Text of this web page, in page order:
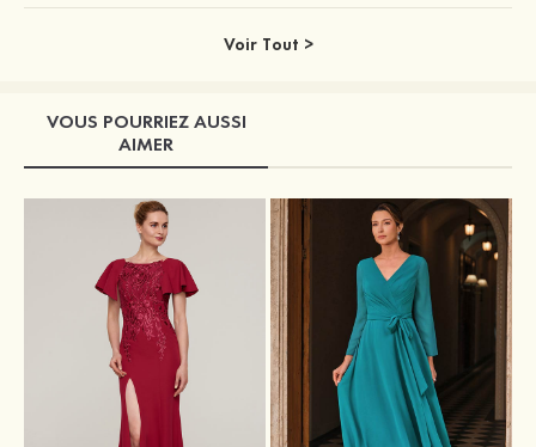
Voir Tout >
VOUS POURRIEZ AUSSI
AIMER